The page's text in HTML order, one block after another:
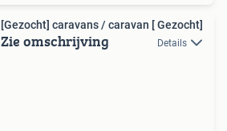
[Gezocht] caravans / caravan [ Gezocht]
Zie omschrijving Details